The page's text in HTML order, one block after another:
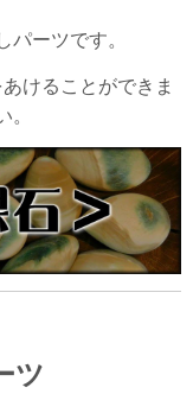
ーツです。
けることができま
ツ